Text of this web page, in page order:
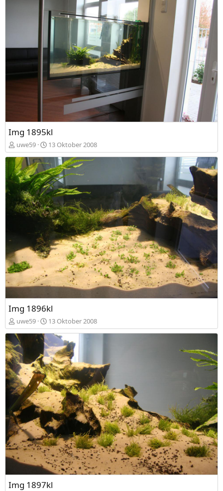
Img 1895kl
uwe59 13 Oktober 2008
Img 1896kl
uwe59 13 Oktober 2008
Img 1897kl